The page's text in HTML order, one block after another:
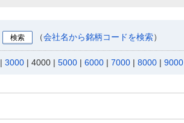
（会社名から銘柄コードを検索）
| 3000 | 4000 | 5000 | 6000 | 7000 | 8000 | 9000